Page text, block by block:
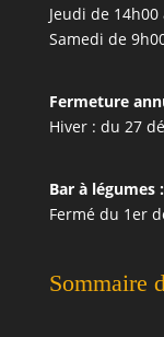
Jeudi de 14h00
Samedi de
Fermeture
Hiver : du 27
Bar à légumes :
Fermé du 1er
Sommaire